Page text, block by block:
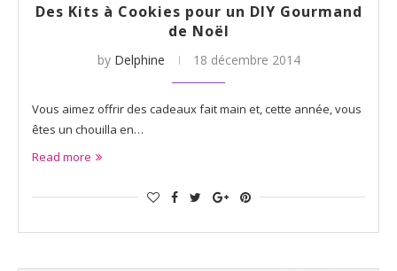
Des Kits à Cookies pour un DIY Gourmand
de Noël
by Delphine 18 décembre 2014
Vous aimez offrir des cadeaux fait main et, cette année, vous
êtes un chouilla en…
Read more